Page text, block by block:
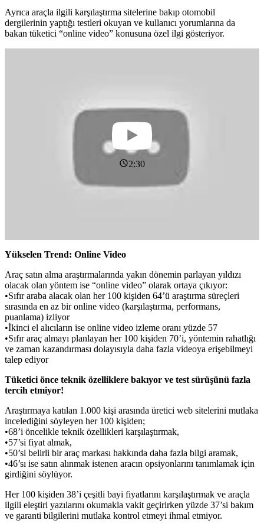
Ayrıca araçla ilgili karşılaştırma sitelerine bakıp otomobil
dergilerinin yaptığı testleri okuyan ve kullanıcı yorumlarına da
bakan tüketici “online video” konusuna özel ilgi gösteriyor.
2:30
Yükselen Trend: Online Video
Araç satın alma araştırmalarında yakın dönemin parlayan yıldızı
olacak olan yöntem ise “online video” olarak ortaya çıkıyor:
•Sıfır araba alacak olan her 100 kişiden 64’ü araştırma süreçleri
sırasında en az bir online video (karşılaştırma, performans,
puanlama) izliyor
•İkinci el alıcıların ise online video izleme oranı yüzde 57
•Sıfır araç almayı planlayan her 100 kişiden 70’i, yöntemin rahatlığı
ve zaman kazandırması dolayısıyla daha fazla videoya erişebilmeyi
talep ediyor
Tüketici önce teknik özelliklere bakıyor ve test sürüşünü fazla
tercih etmiyor!
Araştırmaya katılan 1.000 kişi arasında üretici web sitelerini mutlaka
incelediğini söyleyen her 100 kişiden;
•68’i öncelikle teknik özellikleri karşılaştırmak,
•57’si fiyat almak,
•50’si belirli bir araç markası hakkında daha fazla bilgi aramak,
•46’sı ise satın alınmak istenen aracın opsiyonlarını tanımlamak için
girdiğini söylüyor.
Her 100 kişiden 38’i çeşitli bayi fiyatlarını karşılaştırmak ve araçla
ilgili eleştiri yazılarını okumakla vakit geçirirken yüzde 37’si bakım
ve garanti bilgilerini mutlaka kontrol etmeyi ihmal etmiyor.